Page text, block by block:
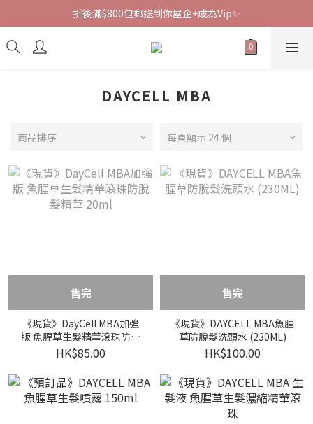
折後滿$800包郵送到你屋企+成為Vip✨
DAYCELL MBA
商品排序 每頁顯示 24 個
售完
《現貨》DayCell MBA加強
版 魚腥草生髮精華滾珠防脫
髮精華 20ml
HK$85.00
售完
《現貨》DAYCELL MBA魚腥
草防脫髮洗頭水 (230ML)
HK$100.00